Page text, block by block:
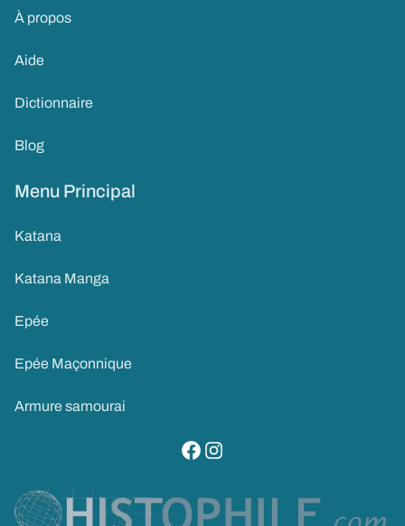
À propos
Aide
Dictionnaire
Blog
Menu Principal
Katana
Katana Manga
Epée
Epée Maçonnique
Armure samourai
visitez notre page facebook
suivez notre compte instagram